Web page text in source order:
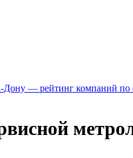
Дону — рейтинг компаний